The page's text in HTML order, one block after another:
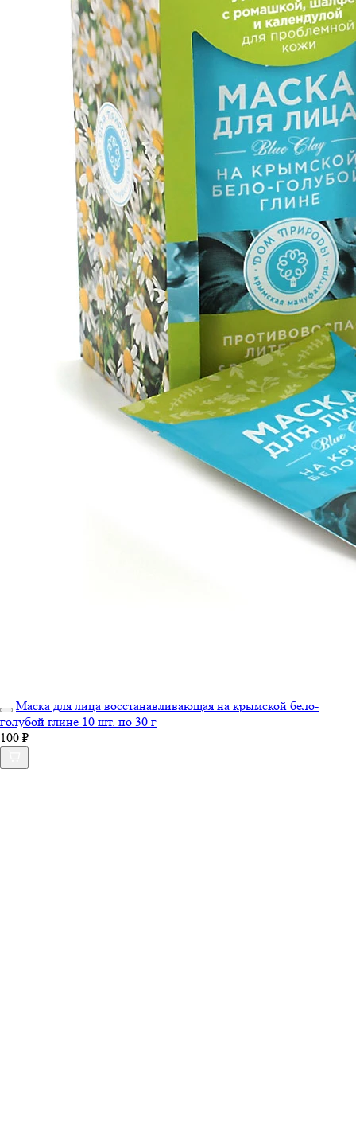
Маска для лица восстанавливающая на крымской бело-
голубой глине 10 шт. по 30 г
100 ₽